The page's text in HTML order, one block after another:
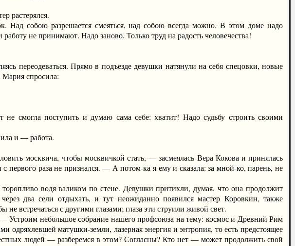
растерялся.
собою разрешается смеяться, над собою всегда можно. В этом доме надо
не принимают. Надо заново. Только труд на радость человечества!
переодеваться. Прямо в подъезде девушки натянули на себя спецовки, новые
Мария спросила:
поступить и думаю сама себе: хватит! Надо судьбу строить своими
и — работа.
москвича, чтобы москвичкой стать, — засмеялась Вера Кокова и принялась
первого раза не признался. — А потом-ка я ему и сказала: за мной-ко, парень, не
водя валиком по стене. Девушки притихли, думая, что она продолжит
два сели отдыхать, и тут неожиданно появился мастер Коровкин, также
встречаться с другими глазами; глаза эти струили живой свет.
небольшое собрание нашего профсоюза на тему: космос и Древний Рим
одряхлевшей матушки-земли, лазерная энергия и энтропия, то есть предстоящее
людей — разберемся в этом? Согласны? Кто нет — может продолжить свой